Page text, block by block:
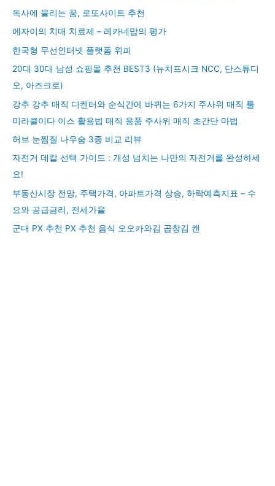
독사에 물리는 꿈, 로또사이트 추천
에자이의 치매 치료제 – 레카네맙의 평가
한국형 무선인터넷 플랫폼 위피
20대 30대 남성 쇼핑몰 추천 BEST3 (뉴치프시크 NCC, 단스튜디
오, 아즈크로)
강추 강추 매직 디켄터와 순식간에 바뀌는 6가지 주사위 매직 툴
미라클이다 이스 활용법 매직 용품 주사위 매직 초간단 마법
허브 눈찜질 나우숨 3종 비교 리뷰
자전거 데칼 선택 가이드 : 개성 넘치는 나만의 자전거를 완성하세
요!
부동산시장 전망, 주택가격, 아파트가격 상승, 하락예측지표 – 수
요와 공급금리, 전세가율
군대 PX 추천 PX 추천 음식 오오카와김 곱창김 캔